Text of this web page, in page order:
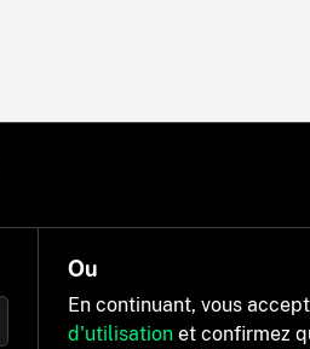
Ou
En continuant, vous
d'utilisation et confirmez